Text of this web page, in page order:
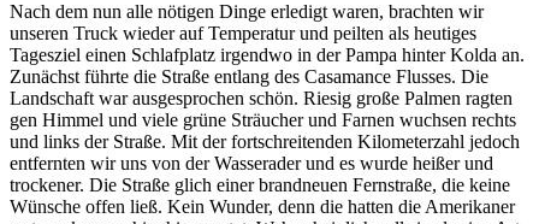
Nach dem nun alle nötigen Dinge erledigt waren, brachten wir
unseren Truck wieder auf Temperatur und peilten als heutiges
Tagesziel einen Schlafplatz irgendwo in der Pampa hinter Kolda an.
Zunächst führte die Straße entlang des Casamance Flusses. Die
Landschaft war ausgesprochen schön. Riesig große Palmen ragten
gen Himmel und viele grüne Sträucher und Farnen wuchsen rechts
und links der Straße. Mit der fortschreitenden Kilometerzahl jedoch
entfernten wir uns von der Wasserader und es wurde heißer und
trockener. Die Straße glich einer brandneuen Fernstraße, die keine
Wünsche offen ließ. Kein Wunder, denn die hatten die Amerikaner